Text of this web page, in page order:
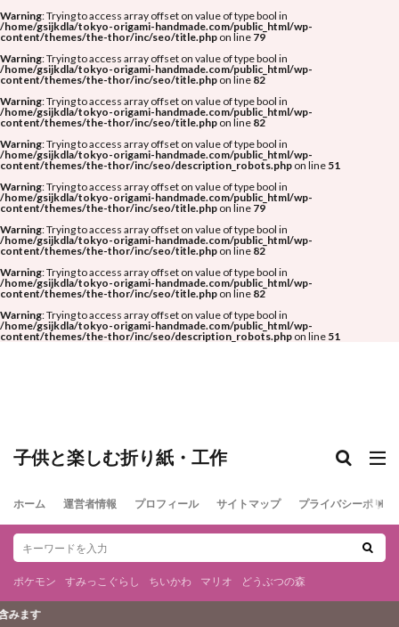
Warning: Trying to access array offset on value of type bool in
/home/gsijkdla/tokyo-origami-handmade.com/public_html/wp-
content/themes/the-thor/inc/seo/title.php on line 79
Warning: Trying to access array offset on value of type bool in
/home/gsijkdla/tokyo-origami-handmade.com/public_html/wp-
content/themes/the-thor/inc/seo/title.php on line 82
Warning: Trying to access array offset on value of type bool in
/home/gsijkdla/tokyo-origami-handmade.com/public_html/wp-
content/themes/the-thor/inc/seo/title.php on line 82
Warning: Trying to access array offset on value of type bool in
/home/gsijkdla/tokyo-origami-handmade.com/public_html/wp-
content/themes/the-thor/inc/seo/description_robots.php on line 51
Warning: Trying to access array offset on value of type bool in
/home/gsijkdla/tokyo-origami-handmade.com/public_html/wp-
content/themes/the-thor/inc/seo/title.php on line 79
Warning: Trying to access array offset on value of type bool in
/home/gsijkdla/tokyo-origami-handmade.com/public_html/wp-
content/themes/the-thor/inc/seo/title.php on line 82
Warning: Trying to access array offset on value of type bool in
/home/gsijkdla/tokyo-origami-handmade.com/public_html/wp-
content/themes/the-thor/inc/seo/title.php on line 82
Warning: Trying to access array offset on value of type bool in
/home/gsijkdla/tokyo-origami-handmade.com/public_html/wp-
content/themes/the-thor/inc/seo/description_robots.php on line 51
子供と楽しむ折り紙・工作
ホーム 運営者情報 プロフィール サイトマップ プライバシーポリシ
ポケモン すみっこぐらし ちいかわ マリオ どうぶつの森